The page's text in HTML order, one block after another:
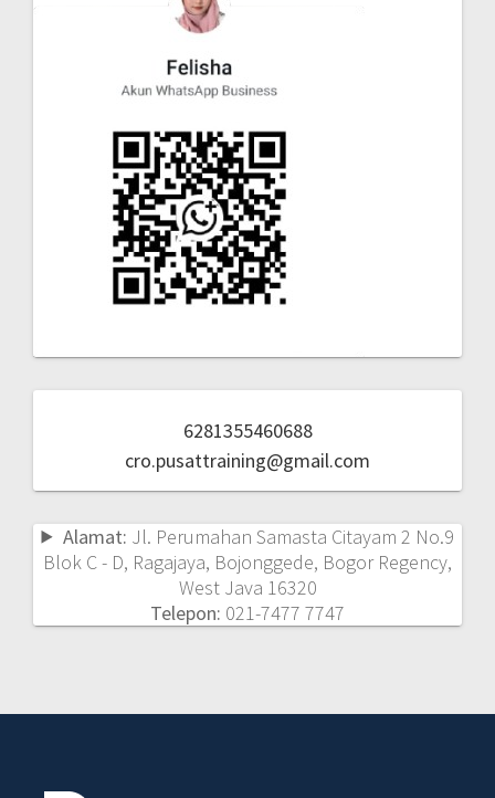
6281355460688
cro.pusattraining@gmail.com
Alamat: Jl. Perumahan Samasta Citayam 2 No.9
Blok C - D, Ragajaya, Bojonggede, Bogor Regency,
West Java 16320
Telepon: 021-7477 7747